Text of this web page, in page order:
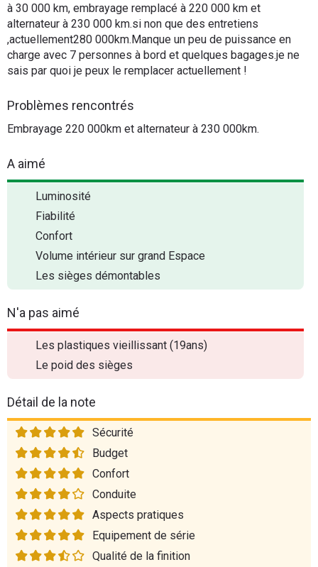
à 30 000 km, embrayage remplacé à 220 000 km et
alternateur à 230 000 km.si non que des entretiens
,actuellement280 000km.Manque un peu de puissance en
charge avec 7 personnes à bord et quelques bagages.je ne
sais par quoi je peux le remplacer actuellement !
Problèmes rencontrés
Embrayage 220 000km et alternateur à 230 000km.
A aimé
Luminosité
Fiabilité
Confort
Volume intérieur sur grand Espace
Les sièges démontables
N'a pas aimé
Les plastiques vieillissant (19ans)
Le poid des sièges
Détail de la note
Sécurité
Budget
Confort
Conduite
Aspects pratiques
Equipement de série
Qualité de la finition